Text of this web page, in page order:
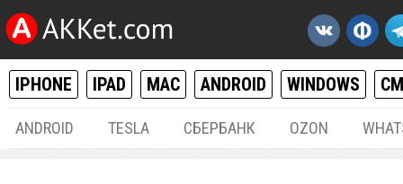
IPHONE IPAD MAC ANDROID WINDOWS
ANDROID TESLA СБЕРБАНК OZON